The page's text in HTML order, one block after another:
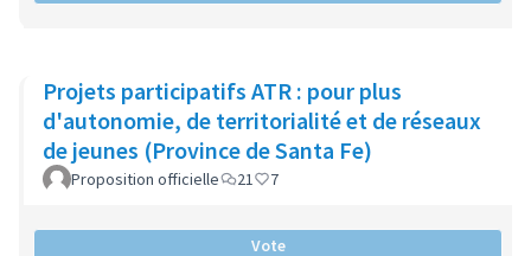
Projets participatifs ATR : pour plus
d'autonomie, de territorialité et de réseaux
de jeunes (Province de Santa Fe)
Proposition officielle 21 7
Vote